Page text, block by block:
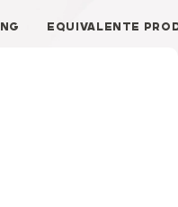
EQUIVALENTE